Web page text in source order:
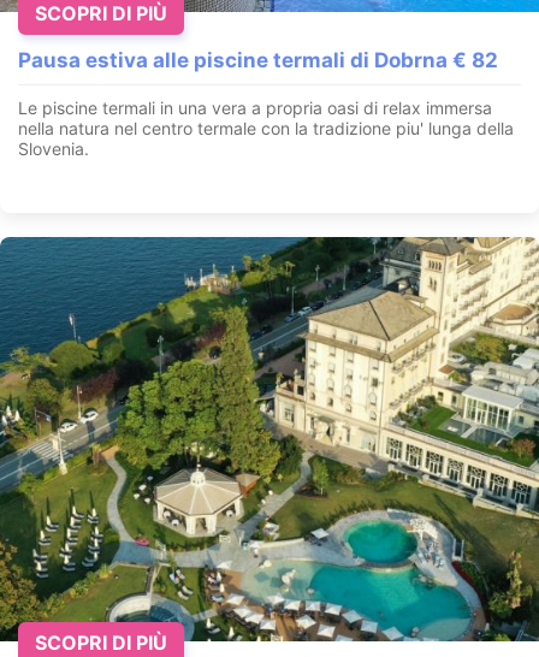
Pausa estiva alle piscine termali di Dobrna € 82
Le piscine termali in una vera a propria oasi di relax immersa
nella natura nel centro termale con la tradizione piu' lunga della
Slovenia.
SCOPRI DI PIÙ
SCOPRI DI PIÙ